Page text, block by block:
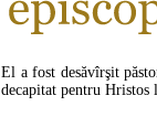
El a fost desăvîrşit
decapitat pentru Hristos